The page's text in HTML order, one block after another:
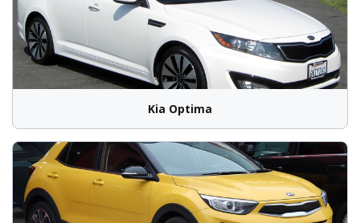
Kia Optima